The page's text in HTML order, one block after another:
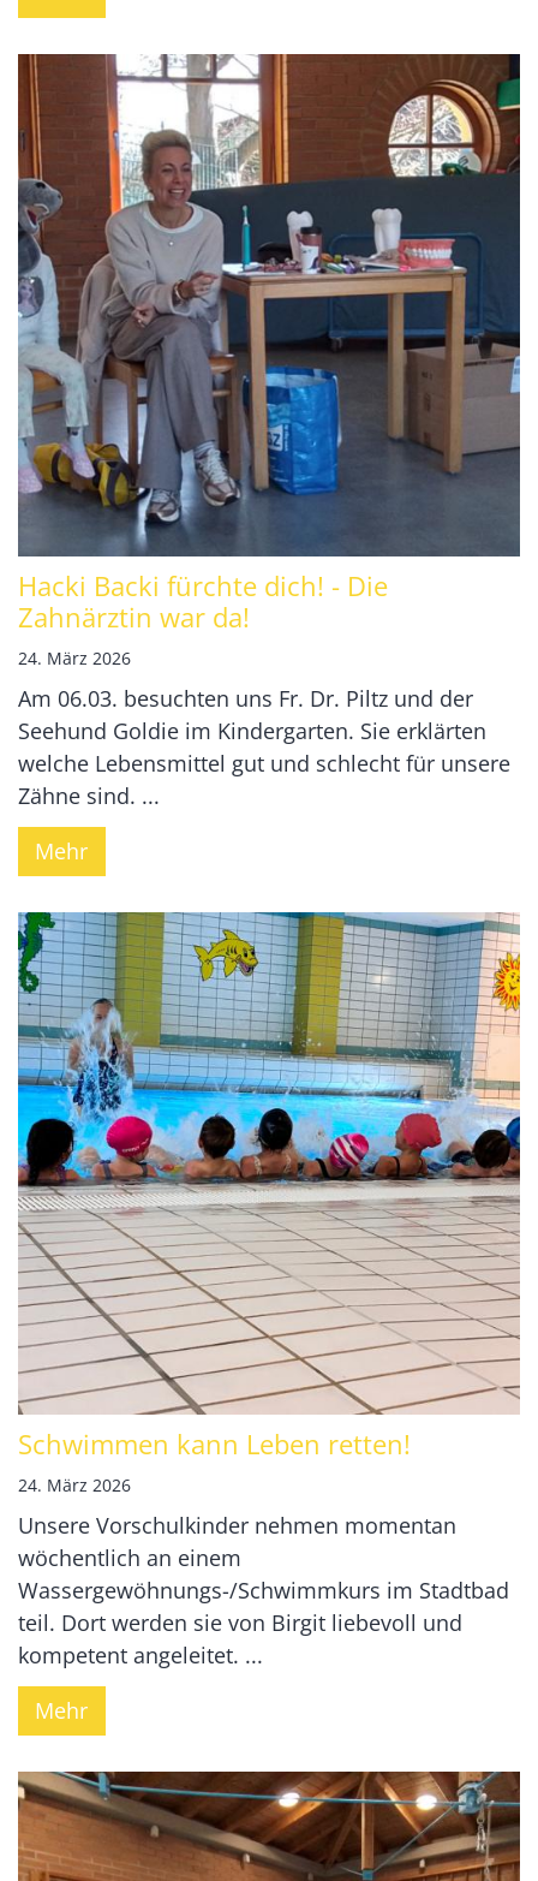
Hacki Backi fürchte dich! - Die
Zahnärztin war da!
24. März 2026
Am 06.03. besuchten uns Fr. Dr. Piltz und der
Seehund Goldie im Kindergarten. Sie erklärten
welche Lebensmittel gut und schlecht für unsere
Zähne sind. ...
Mehr
Schwimmen kann Leben retten!
24. März 2026
Unsere Vorschulkinder nehmen momentan
wöchentlich an einem
Wassergewöhnungs-/Schwimmkurs im Stadtbad
teil. Dort werden sie von Birgit liebevoll und
kompetent angeleitet. ...
Mehr